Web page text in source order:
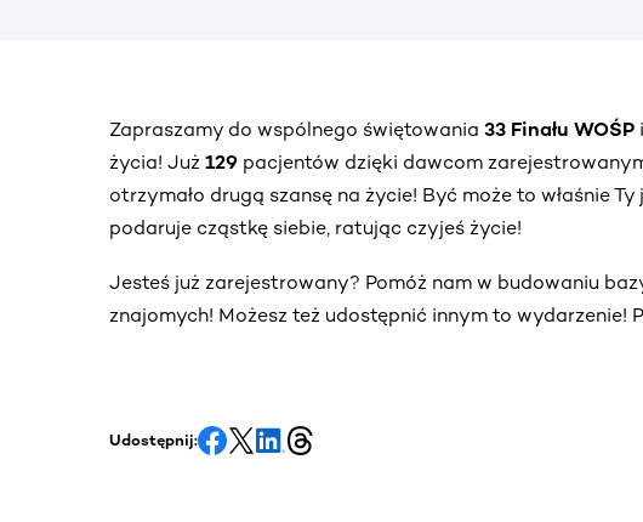
Zapraszamy do wspólnego świętowania 33 Finału WOŚP
życia! Już 129 pacjentów dzięki dawcom
otrzymało drugą szansę na życie! Być może to właśnie
podaruje cząstkę siebie, ratując czyjeś życie!
Jesteś już zarejestrowany? Pomóż nam w budowaniu
znajomych! Możesz też udostępnić innym to wydarzenie!
Udostępnij: